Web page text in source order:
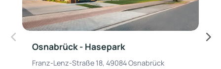
Osnabrück - Hasepark
Franz-Lenz-Straße 18, 49084 Osnabrück